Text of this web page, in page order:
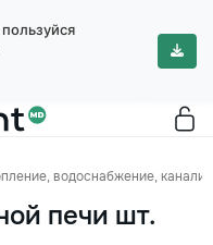
водоснабжение,
печи шт.